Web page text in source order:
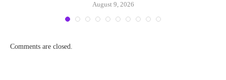
August 9, 2026
Comments are closed.